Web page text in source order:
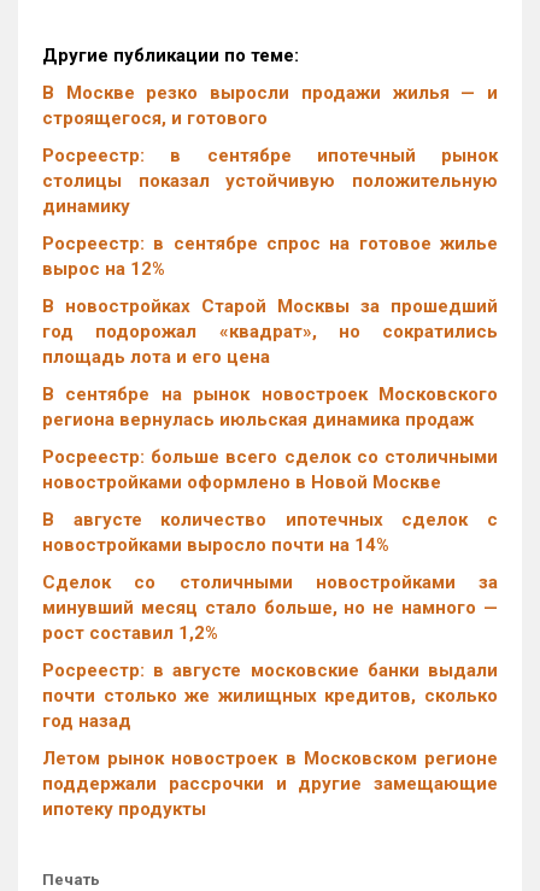
Другие публикации по теме:
В Москве резко выросли продажи жилья — и
строящегося, и готового
Росреестр: в сентябре ипотечный рынок
столицы показал устойчивую положительную
динамику
Росреестр: в сентябре спрос на готовое жилье
вырос на 12%
В новостройках Старой Москвы за прошедший
год подорожал «квадрат», но сократились
площадь лота и его цена
В сентябре на рынок новостроек Московского
региона вернулась июльская динамика продаж
Росреестр: больше всего сделок со столичными
новостройками оформлено в Новой Москве
В августе количество ипотечных сделок с
новостройками выросло почти на 14%
Cделок со столичными новостройками за
минувший месяц стало больше, но не намного —
рост составил 1,2%
Росреестр: в августе московские банки выдали
почти столько же жилищных кредитов, сколько
год назад
Летом рынок новостроек в Московском регионе
поддержали рассрочки и другие замещающие
ипотеку продукты
Печать